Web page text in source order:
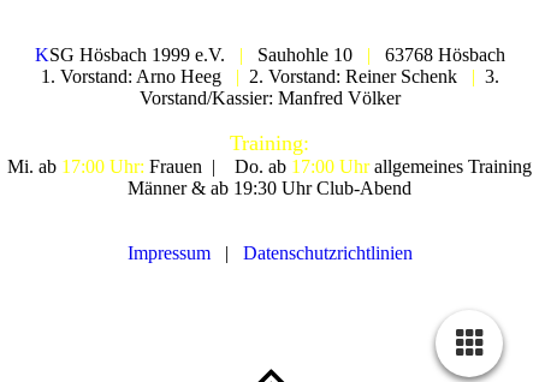
KSG Hösbach 1999 e.V. | Sauhohle 10 | 63768 Hösbach
1. Vorstand: Arno Heeg | 2. Vorstand: Reiner Schenk | 3.
Vorstand/Kassier: Manfred Völker
Training:
Mi. ab 17:00 Uhr: Frauen | Do. ab 17:00 Uhrallgemeines Training
Männer & ab 19:30 Uhr Club-Abend
Impressum| Datenschutzrichtlinien